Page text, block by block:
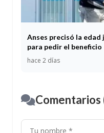
Anses precisó la
para pedir el beneficio
hace 2 días
Comentarios